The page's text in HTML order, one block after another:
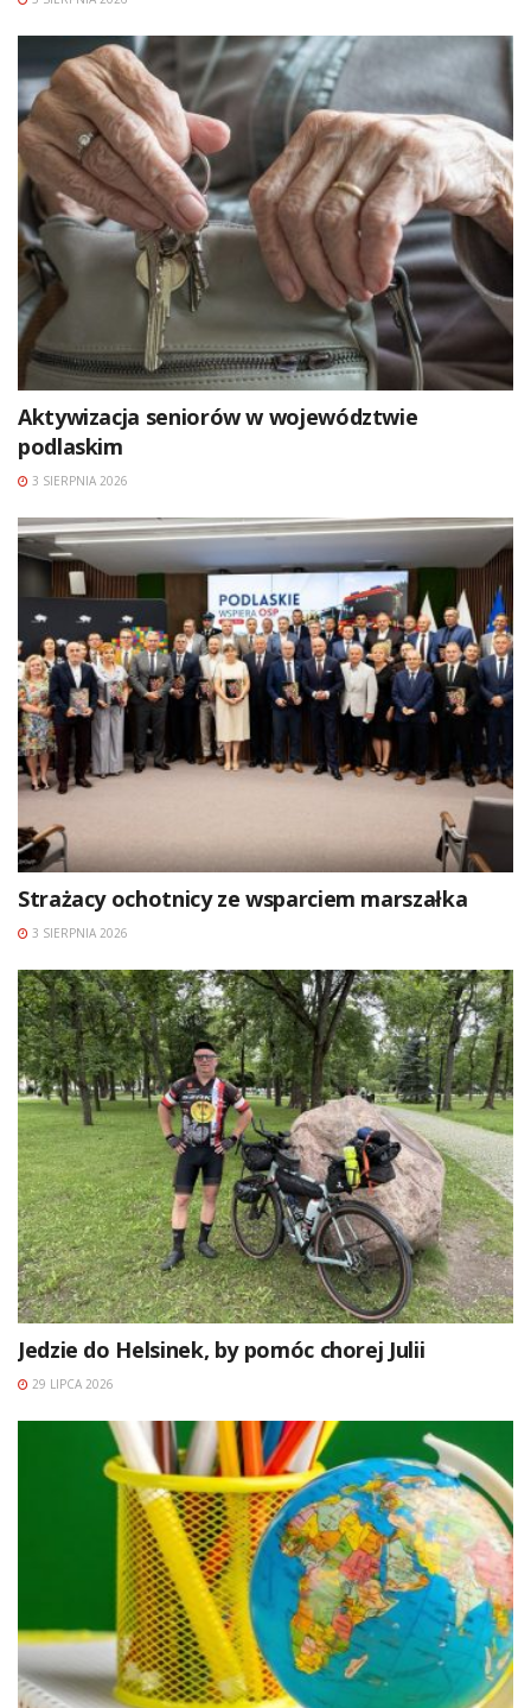
Aktywizacja seniorów w województwie
podlaskim
3 SIERPNIA 2026
Strażacy ochotnicy ze wsparciem marszałka
3 SIERPNIA 2026
Jedzie do Helsinek, by pomóc chorej Julii
29 LIPCA 2026